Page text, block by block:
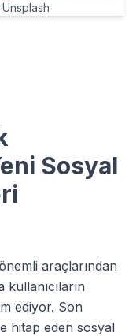
Sosyal
araçlarından
ediyor. Son
hitap eden sosyal